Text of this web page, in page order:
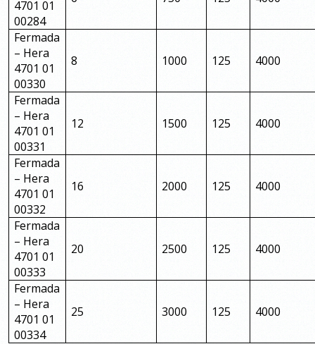
4701 01
00284
Fermada
– Hera
4701 01
00330
8 1000 125 4000
Fermada
– Hera
4701 01
00331
12 1500 125 4000
Fermada
– Hera
4701 01
00332
16 2000 125 4000
Fermada
– Hera
4701 01
00333
20 2500 125 4000
Fermada
– Hera
4701 01
00334
25 3000 125 4000